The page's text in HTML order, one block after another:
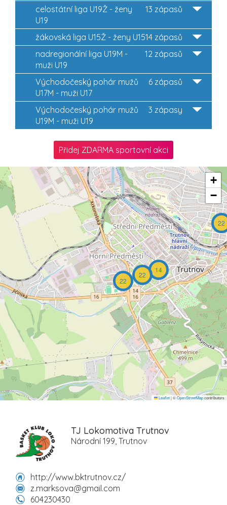
13 zápasů
celostátní liga U19Ž - ženy
U19
14 zápasů
žákovská liga U15Ž - ženy U15
12 zápasů
nadregionální liga U19M -
muži U19
6 zápasů
Východočeský pohár mužů
U17M - muži U17
3 zápasy
Východočeský pohár mužů
U19M - muži U19
Přidej ZDARMA sportovní akci
22
14
22
22
+
−
Leaflet|©OpenStreetMapcontributors
TJ Lokomotiva Trutnov
Národní 199, Trutnov
http://www.bktrutnov.cz/
z.marksova@gmail.com
604230430